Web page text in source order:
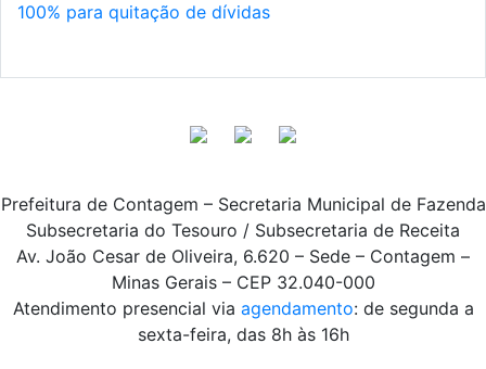
100% para quitação de dívidas
Prefeitura de Contagem – Secretaria Municipal de Fazenda
Subsecretaria do Tesouro / Subsecretaria de Receita
Av. João Cesar de Oliveira, 6.620 – Sede – Contagem –
Minas Gerais – CEP 32.040-000
Atendimento presencial via agendamento: de segunda a
sexta-feira, das 8h às 16h